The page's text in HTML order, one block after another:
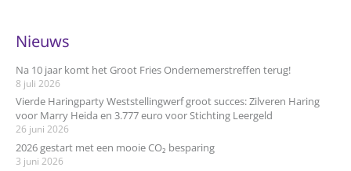
Nieuws
Na 10 jaar komt het Groot Fries Ondernemerstreffen terug!
8 juli 2026
Vierde Haringparty Weststellingwerf groot succes: Zilveren Haring
voor Marry Heida en 3.777 euro voor Stichting Leergeld
26 juni 2026
2026 gestart met een mooie CO₂ besparing
3 juni 2026